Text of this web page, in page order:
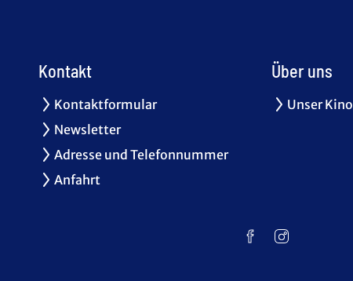
Kontakt
Kontaktformular
Newsletter
Adresse und Telefonnummer
Anfahrt
Über uns
Unser Kino